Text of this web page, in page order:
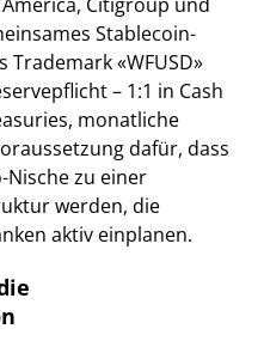
Stablecoin-
Trademark «WFUSD»
– 1:1 in Cash
monatliche
dafür, dass
zu einer
werden, die
aktiv einplanen.